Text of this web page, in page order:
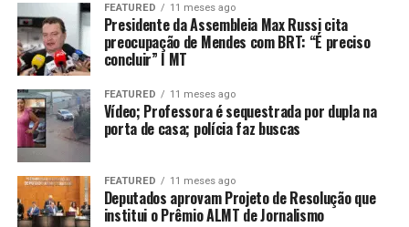
“No nosso lodge, por exemplo, nunca se consumiu peixe
do rio. A experiência é de pesca esportiva pura. É isso
que atrai turistas de alto padrão, famílias e até gerações
inteiras que retornam todos os anos.”
O peixe consumido dentro da pousada dele é comprado
de mercados. Ele também destaca que, no caso do lodge,
a pesca esportiva atrai um público diferenciado,
disposto a gastar mais.
FEATURED 11 meses ago
Presidente da Assembleia Max Russi cita
preocupação de Mendes com BRT: “É preciso
concluir” I MT
FEATURED 11 meses ago
Vídeo; Professora é sequestrada por dupla na
porta de casa; polícia faz buscas
FEATURED 11 meses ago
Deputados aprovam Projeto de Resolução que
institui o Prêmio ALMT de Jornalismo